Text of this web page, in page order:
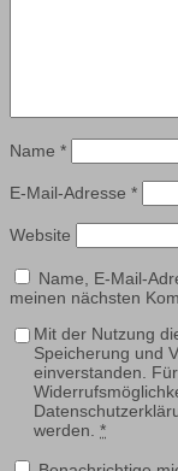
Name *
E-Mail-Adresse *
Website
Name, E-Mail-
meinen nächsten
Mit der Nutzung
Speicherung und
einverstanden.
werden. *